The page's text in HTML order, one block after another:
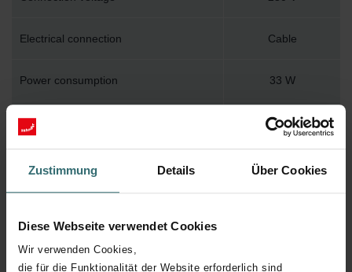
Zustimmung Details Über Cookies
Diese Webseite verwendet Cookies
Wir verwenden Cookies,
die für die Funktionalität der Website erforderlich sind
Electrical connection Cable
Power consumption 33 W
Built-in depth 90 - 91 mm
Louver None
Built-in height